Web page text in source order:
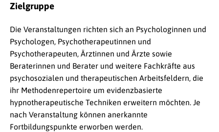
Zielgruppe
Die Veranstaltungen richten sich an Psychologinnen und
Psychologen, Psychotherapeutinnen und
Psychotherapeuten, Ärztinnen und Ärzte sowie
Beraterinnen und Berater und weitere Fachkräfte aus
psychosozialen und therapeutischen Arbeitsfeldern, die
ihr Methodenrepertoire um evidenzbasierte
hypnotherapeutische Techniken erweitern möchten. Je
nach Veranstaltung können anerkannte
Fortbildungspunkte erworben werden.